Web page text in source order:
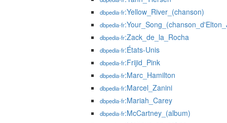
dbpedia-fr:Yellow_River_(chanson)
dbpedia-fr
dbpedia-fr:Zack_de_la_Rocha
dbpedia-fr:États-Unis
dbpedia-fr:Frijid_Pink
dbpedia-fr:Marc_Hamilton
dbpedia-fr:Marcel_Zanini
dbpedia-fr:Mariah_Carey
dbpedia-fr:McCartney_(album)